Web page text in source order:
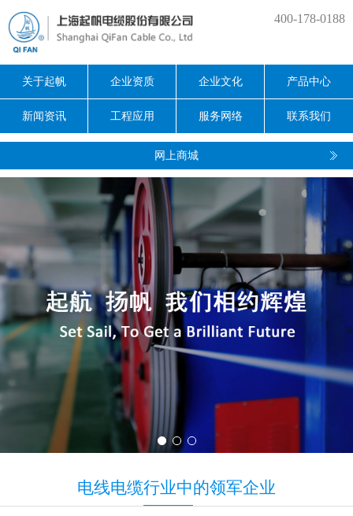
400-178-0188
关于起帆 企业资质 企业文化 产品中心
新闻资讯 工程应用 服务网络 联系我们
网上商城
电线电缆行业中的领军企业